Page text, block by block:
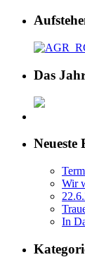
Das
Neueste
Wir
In